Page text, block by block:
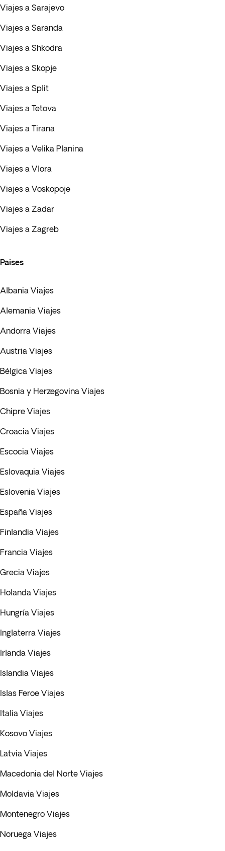
Viajes a Sarajevo
Viajes a Saranda
Viajes a Shkodra
Viajes a Skopje
Viajes a Split
Viajes a Tetova
Viajes a Tirana
Viajes a Velika Planina
Viajes a Vlora
Viajes a Voskopoje
Viajes a Zadar
Viajes a Zagreb
Paises
Albania Viajes
Alemania Viajes
Andorra Viajes
Austria Viajes
Bélgica Viajes
Bosnia y Herzegovina Viajes
Chipre Viajes
Croacia Viajes
Escocia Viajes
Eslovaquia Viajes
Eslovenia Viajes
España Viajes
Finlandia Viajes
Francia Viajes
Grecia Viajes
Holanda Viajes
Hungría Viajes
Inglaterra Viajes
Irlanda Viajes
Islandia Viajes
Islas Feroe Viajes
Italia Viajes
Kosovo Viajes
Latvia Viajes
Macedonia del Norte Viajes
Moldavia Viajes
Montenegro Viajes
Noruega Viajes